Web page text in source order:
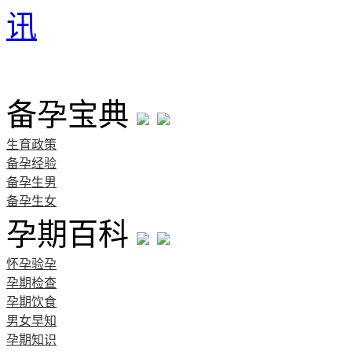
备孕宝典
生育政策
备孕经验
备孕生男
备孕生女
孕期百科
怀孕验孕
孕期检查
孕期饮食
男女早知
孕期知识